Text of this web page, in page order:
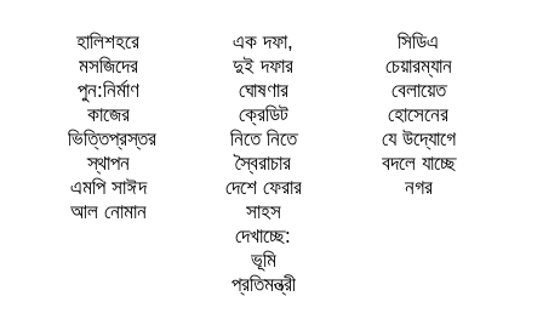
হালিশহরে
মসজিদের
পুন:নির্মাণ
কাজের
ভিত্তিপ্রস্তর
স্থাপন
এমপি সাঈদ
আল নোমান
এক দফা,
দুই দফার
ঘোষণার
ক্রেডিট
নিতে নিতে
স্বৈরাচার
দেশে ফেরার
সাহস
দেখাচ্ছে:
ভূমি
প্রতিমন্ত্রী
সিডিএ
চেয়ারম্যান
বেলায়েত
হোসেনের
যে উদ্যোগে
বদলে যাচ্ছে
নগর